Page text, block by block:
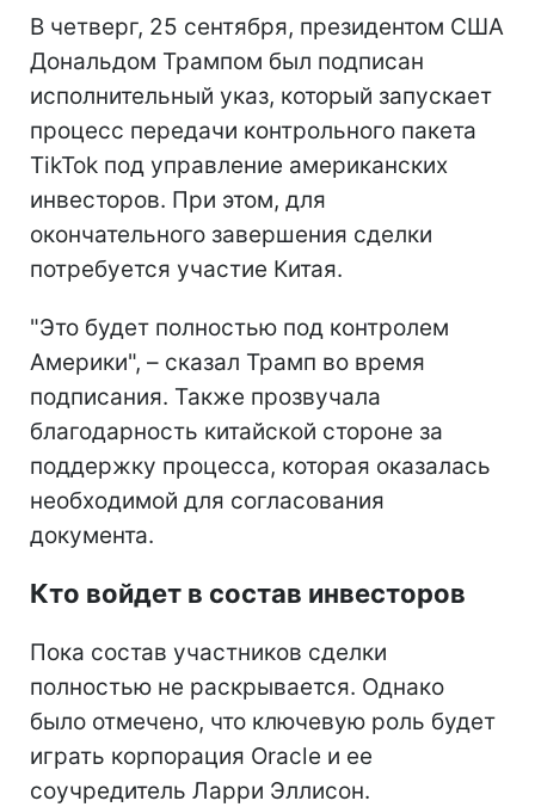
В четверг, 25 сентября, президентом США
Дональдом Трампом был подписан
исполнительный указ, который запускает
процесс передачи контрольного пакета
TikTok под управление американских
инвесторов. При этом, для
окончательного завершения сделки
потребуется участие Китая.
"Это будет полностью под контролем
Америки", – сказал Трамп во время
подписания. Также прозвучала
благодарность китайской стороне за
поддержку процесса, которая оказалась
необходимой для согласования
документа.
Кто войдет в состав инвесторов
Пока состав участников сделки
полностью не раскрывается. Однако
было отмечено, что ключевую роль будет
играть корпорация Oracle и ее
соучредитель Ларри Эллисон.